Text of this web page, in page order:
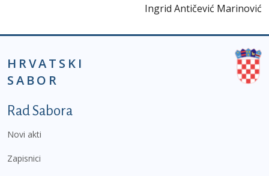
Ingrid Antičević Marinović
HRVATSKI
SABOR
Podnožje prvi izbornik
Rad Sabora
Novi akti
Zapisnici